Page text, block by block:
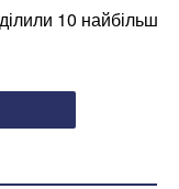
10 найбільш